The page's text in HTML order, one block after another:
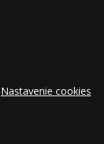
Nastavenie cookies